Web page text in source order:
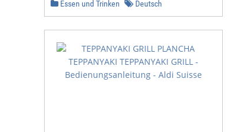
Essen und Trinken Deutsch